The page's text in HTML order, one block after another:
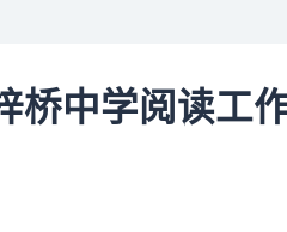
桥中学阅读工